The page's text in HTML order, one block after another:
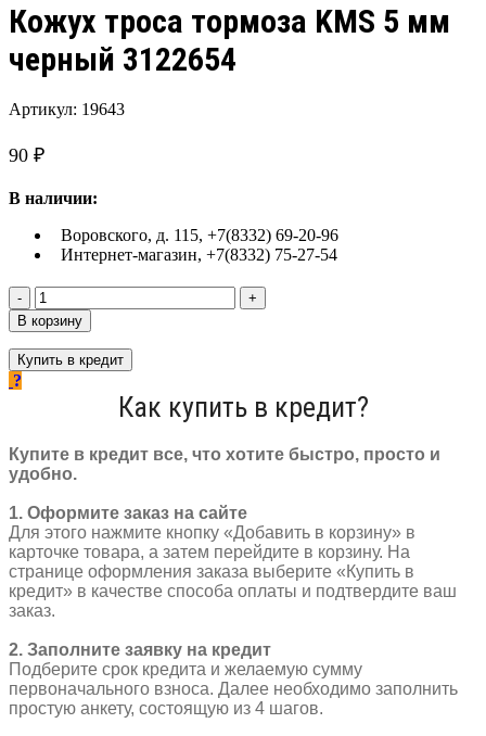
Кожух троса тормоза KMS 5 мм
черный 3122654
Артикул: 19643
90 ₽
В наличии:
Воровского, д. 115, +7(8332) 69-20-96
Интернет-магазин, +7(8332) 75-27-54
Количество
товара
Кожух
троса
тормоза
черный
3122654
В корзину
Купить в кредит
Как купить в кредит?
Купите в кредит все, что хотите быстро, просто и
удобно.
1. Оформите заказ на сайте
Для этого нажмите кнопку «Добавить в корзину» в
карточке товара, а затем перейдите в корзину. На
странице оформления заказа выберите «Купить в
кредит» в качестве способа оплаты и подтвердите ваш
заказ.
2. Заполните заявку на кредит
Подберите срок кредита и желаемую сумму
первоначального взноса. Далее необходимо заполнить
простую анкету, состоящую из 4 шагов.